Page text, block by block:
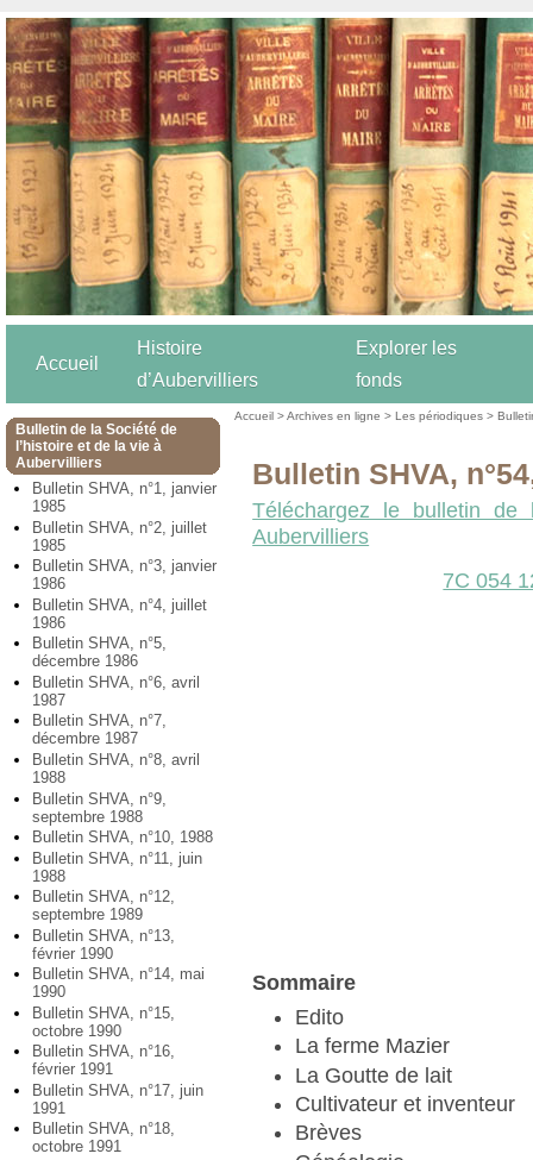
Accueil
Histoire
d’Aubervilliers
Explorer les
fonds
Bulletin de la Société de
l’histoire et de la vie à
Aubervilliers
Bulletin SHVA, n°1, janvier
1985
Bulletin SHVA, n°2, juillet
1985
Bulletin SHVA, n°3, janvier
1986
Bulletin SHVA, n°4, juillet
1986
Bulletin SHVA, n°5,
décembre 1986
Bulletin SHVA, n°6, avril
1987
Bulletin SHVA, n°7,
décembre 1987
Bulletin SHVA, n°8, avril
1988
Bulletin SHVA, n°9,
septembre 1988
Bulletin SHVA, n°10, 1988
Bulletin SHVA, n°11, juin
1988
Bulletin SHVA, n°12,
septembre 1989
Bulletin SHVA, n°13,
février 1990
Bulletin SHVA, n°14, mai
1990
Bulletin SHVA, n°15,
octobre 1990
Bulletin SHVA, n°16,
février 1991
Bulletin SHVA, n°17, juin
1991
Bulletin SHVA, n°18,
octobre 1991
Accueil >Archives en ligne >Les périodiques >
Bulletin SHVA,
Téléchargez le bulletin
Aubervilliers
7C 054
Sommaire
Edito
La ferme Mazier
La Goutte de lait
Cultivateur et inventeur
Brèves